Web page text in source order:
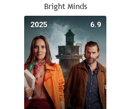
Bright Minds
6.9
2025